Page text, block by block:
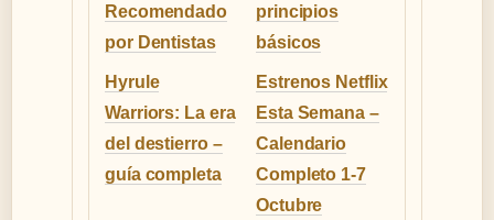
Recomendado
por Dentistas
principios
básicos
Hyrule
Warriors: La era
del destierro –
guía completa
Estrenos Netflix
Esta Semana –
Calendario
Completo 1-7
Octubre